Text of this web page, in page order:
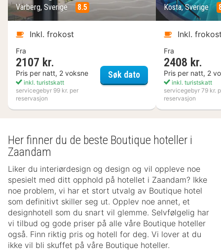
Varberg, Sverige 8.5
Inkl. frokost
Fra
2107 kr.
Pris per natt, 2 voksne
inkl. turistskatt
servicegebyr 99 kr. per
reservasjon
Søk datoVarbergs Kusthotell
Kosta, Sverige
Inkl.
Fra
2408 kr.
Pris per natt, 2
inkl. turistskatt
servicegebyr 79 kr.
reservasjon
Her finner du de beste Boutique hoteller i
Zaandam
Liker du interiørdesign og design og vil oppleve noe
spesielt med ditt opphold på hotellet i Zaandam? Ikke
noe problem, vi har et stort utvalg av Boutique hotel
som definitivt skiller seg ut. Opplev noe annet, et
designhotell som du snart vil glemme. Selvfølgelig har
vi tilbud og gode priser på alle våre Boutique hoteller
også. Finn riktig pris og hotell for deg. Vi lover at du
ikke vil bli skuffet på våre Boutique hoteller.